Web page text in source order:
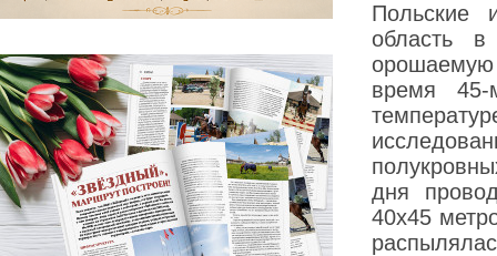
Польские
область
время 45-
дня
40х45